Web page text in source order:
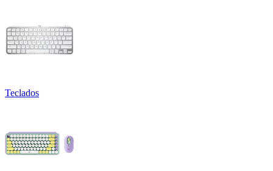
Teclados